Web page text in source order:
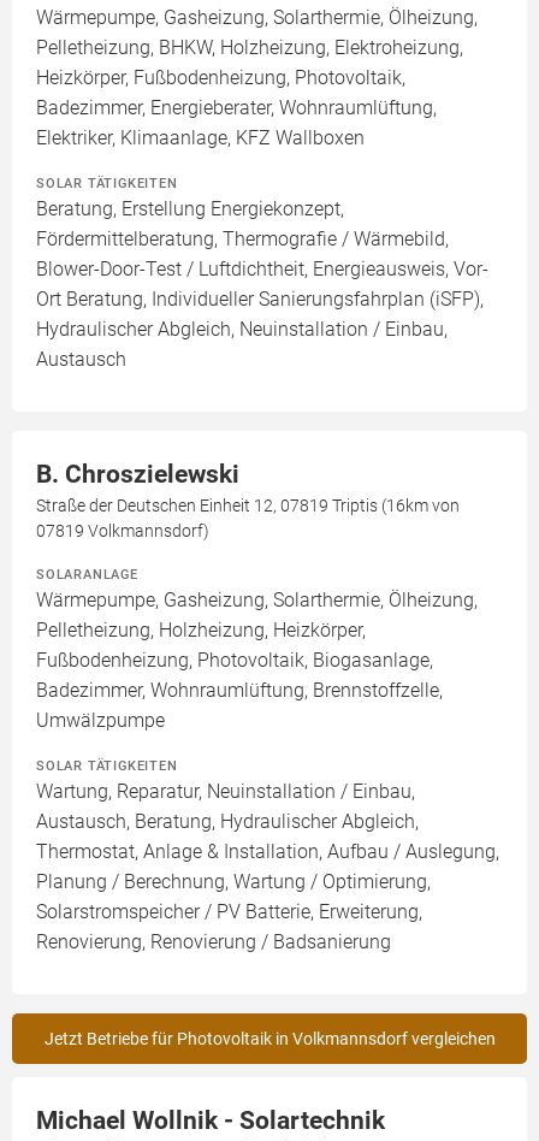
Wärmepumpe, Gasheizung, Solarthermie, Ölheizung,
Pelletheizung, BHKW, Holzheizung, Elektroheizung,
Heizkörper, Fußbodenheizung, Photovoltaik,
Badezimmer, Energieberater, Wohnraumlüftung,
Elektriker, Klimaanlage, KFZ Wallboxen
SOLAR TÄTIGKEITEN
Beratung, Erstellung Energiekonzept,
Fördermittelberatung, Thermografie / Wärmebild,
Blower-Door-Test / Luftdichtheit, Energieausweis, Vor-
Ort Beratung, Individueller Sanierungsfahrplan (iSFP),
Hydraulischer Abgleich, Neuinstallation / Einbau,
Austausch
B. Chroszielewski
Straße der Deutschen Einheit 12, 07819 Triptis (16km von
07819 Volkmannsdorf)
SOLARANLAGE
Wärmepumpe, Gasheizung, Solarthermie, Ölheizung,
Pelletheizung, Holzheizung, Heizkörper,
Fußbodenheizung, Photovoltaik, Biogasanlage,
Badezimmer, Wohnraumlüftung, Brennstoffzelle,
Umwälzpumpe
SOLAR TÄTIGKEITEN
Wartung, Reparatur, Neuinstallation / Einbau,
Austausch, Beratung, Hydraulischer Abgleich,
Thermostat, Anlage & Installation, Aufbau / Auslegung,
Planung / Berechnung, Wartung / Optimierung,
Solarstromspeicher / PV Batterie, Erweiterung,
Renovierung, Renovierung / Badsanierung
Jetzt Betriebe für Photovoltaik in Volkmannsdorf vergleichen
Michael Wollnik - Solartechnik